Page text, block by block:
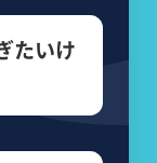
たいけ